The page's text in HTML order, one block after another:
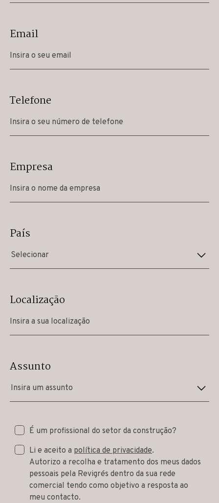
Email
Telefone
Empresa
País
Selecionar
Localização
Assunto
Insira um assunto
É um profissional do setor da construção?
Li e aceito a política de privacidade.
Autorizo a recolha e tratamento dos meus dados
pessoais pela Revigrés dentro da sua rede
comercial tendo como objetivo a resposta ao
meu contacto.